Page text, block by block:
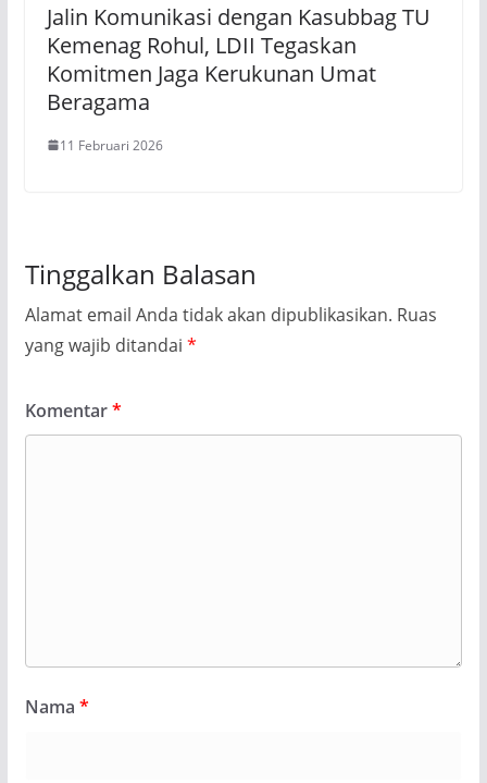
Jalin Komunikasi dengan Kasubbag TU
Kemenag Rohul, LDII Tegaskan
Komitmen Jaga Kerukunan Umat
Beragama
11 Februari 2026
Tinggalkan Balasan
Alamat email Anda tidak akan dipublikasikan. Ruas
yang wajib ditandai *
Komentar*
Nama *